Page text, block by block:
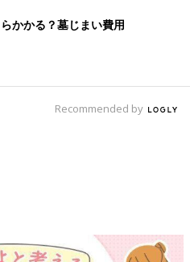
かかる？墓じまい費用
Recommended by